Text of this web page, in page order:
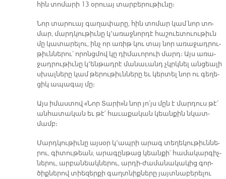
հին տո­մա­րի 13 օ­րուայ տար­բե­րու­թիւ­նը։
Նոր տա­րուայ գա­ղա­փա­րը, հին տո­մար կամ նոր տո­
մար, մարդ­կու­թիւ­նը կ՚ա­ռաջ­նոր­դէ հա­շուե­տուու­թիւն
մը կա­տա­րե­լու, ինչ որ ա­ռիթ կու տայ նոր ա­ռա­ջադ­րու­
թիւն­նե­րու՝ ո­րոնց­մով կը դի­մա­ւո­րուի մարդ։ Այս ա­ռա­
ջադ­րու­թիւ­նը կ՚են­թադ­րէ մա­նա­ւանդ չկրկնել ան­ցեա­լի
սխալ­նե­րը կամ թե­րու­թիւն­նե­րը եւ կեր­տել նոր ու գե­ղե­
ցիկ ա­պա­գայ մը։
Այս ի­մաս­տով «Նոր Տա­րի»ն նոր յո՛յս մըն է մար­դուս թէ՛
ան­հա­տա­կան եւ թէ՛ հա­ւա­քա­կան կեան­քին նկատ­
մամբ։
Մարդ­կու­թիւ­նը այ­սօր կ՚ապ­րի ա­րագ տե­ղե­կու­թիւն­նե­
րու, գի­տու­թեան, ա­րա­գըն­թաց կեան­քի՝ հա­մա­կար­գիչ­
նե­րու, ար­բա­նեակ­նե­րու, ար­դի-ժա­մա­նա­կա­կից գոր­
ծիք­նե­րով տիե­զեր­քի գաղտ­նիք­նե­րը յայտ­նա­բե­րե­լու